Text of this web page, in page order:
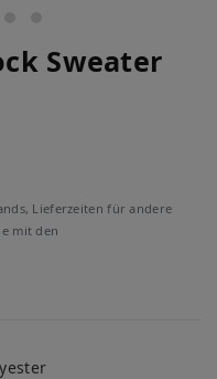
Sweater
Lieferzeiten für andere
mit den